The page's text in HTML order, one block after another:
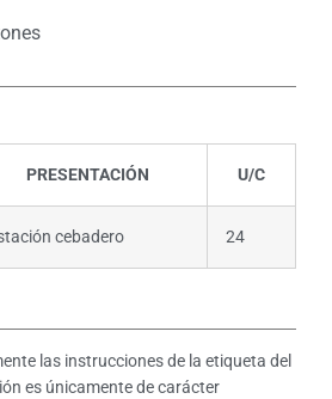
PRESENTACIÓN U/C
cebadero 24
las instrucciones de la etiqueta del
es únicamente de carácter